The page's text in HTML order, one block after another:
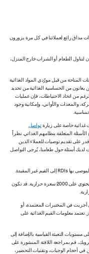
مذاق رائع لعملائنا في كل مرة يزورون
لتناول الطعام أو الشراب خارج المنزل،
المتاحة من قبل مورّدي المواد الغذائية
يعانون من الحساسية الغذائية من تحديد
من اتخاذ الاحتياطات، فإن عمليات
والمعدات والأواني، وإمكانية وجود
غذائية خاصة على زيارةتواصل
المتعلقة بنظامهم الغذائي. نظراً
على تقديم توصيات للعملاء الذين
لديك أسئلة حول طعامنا، يُرجى التواصل
تستند النسبة المئوية للقيم الغذائية اليومية (DV) إلى نظام غذائي يحتوي على 2000 سعرة حرارية. قد تكون
أجريت في المختبرات المعتمدة، أو
معلومات القيم الغذائية على
التعبئة القياسية بالإضافة إلى
قم بمراجعة اللافتة المنشورة على
في أحجام الوجبات، وتقنيات التحضير،